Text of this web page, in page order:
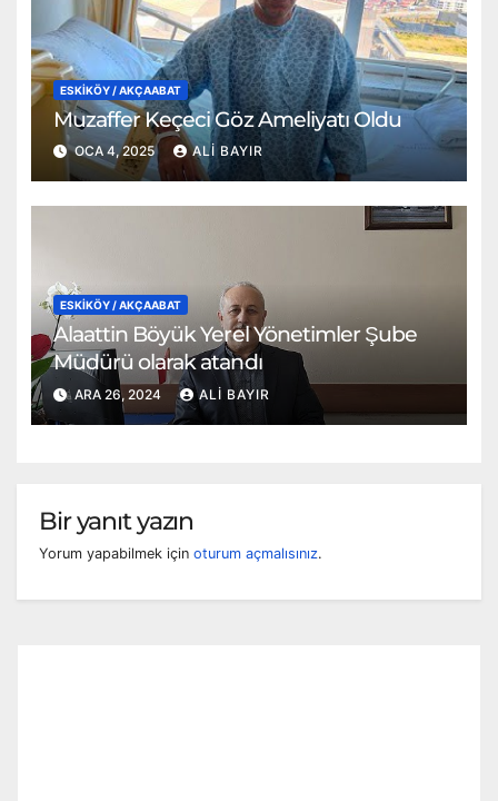
ESKİKÖY / AKÇAABAT
Muzaffer Keçeci Göz Ameliyatı Oldu
OCA 4, 2025 ALI BAYIR
ESKİKÖY / AKÇAABAT
Alaattin Böyük Yerel Yönetimler Şube
Müdürü olarak atandı
ARA 26, 2024 ALI BAYIR
Bir yanıt yazın
Yorum yapabilmek için oturum açmalısınız.